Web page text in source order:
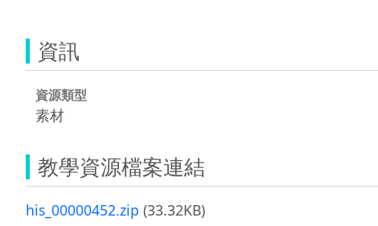
資訊
資源類型
素材
教學資源檔案連結
his_00000452.zip (33.32KB)